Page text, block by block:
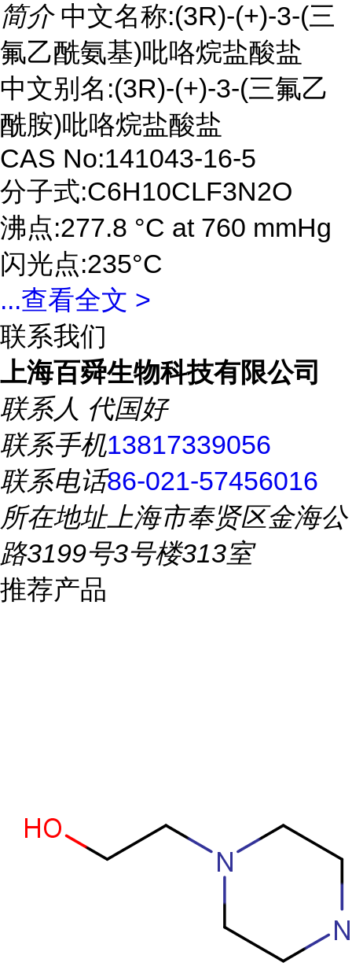
简介 中文名称:(3R)-(+)-3-(三
氟乙酰氨基)吡咯烷盐酸盐
中文别名:(3R)-(+)-3-(三氟乙
酰胺)吡咯烷盐酸盐
CAS No:141043-16-5
分子式:C6H10CLF3N2O
沸点:277.8 °C at 760 mmHg
闪光点:235°C
...查看全文 >
联系我们
上海百舜生物科技有限公司
联系人 代国好
联系手机13817339056
联系电话86-021-57456016
所在地址上海市奉贤区金海公
路3199号3号楼313室
推荐产品